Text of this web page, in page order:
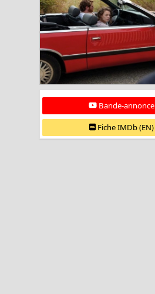
Bande-annonce
Fiche IMDb (EN)